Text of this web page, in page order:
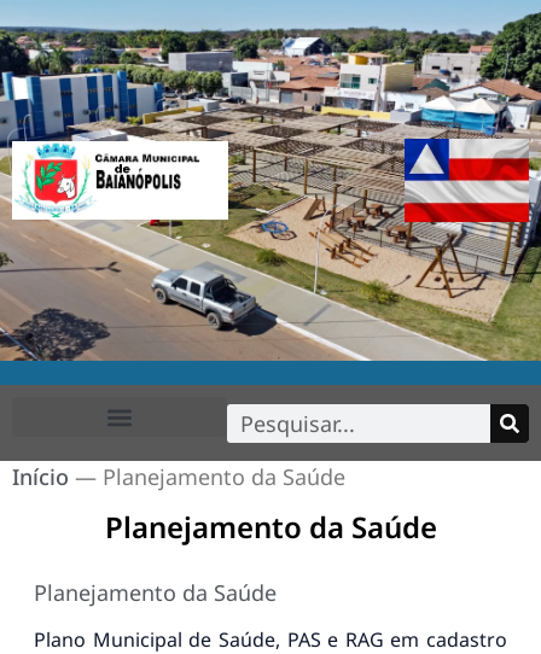
Início — Planejamento da Saúde
Planejamento da Saúde
Planejamento da Saúde
Plano Municipal de Saúde, PAS e RAG em cadastro